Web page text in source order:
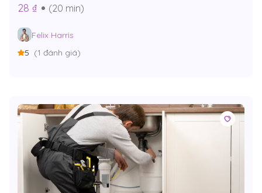
28 ₫
(20 min)
Felix Harris
5 (1 đánh giá)